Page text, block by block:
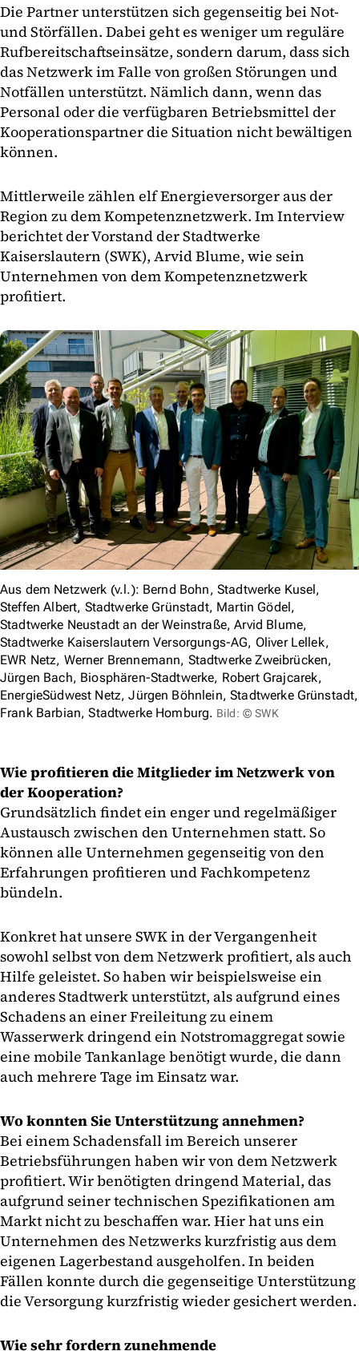
Die Partner unterstützen sich gegenseitig bei Not-
und Störfällen. Dabei geht es weniger um reguläre
Rufbereitschaftseinsätze, sondern darum, dass sich
das Netzwerk im Falle von großen Störungen und
Notfällen unterstützt. Nämlich dann, wenn das
Personal oder die verfügbaren Betriebsmittel der
Kooperationspartner die Situation nicht bewältigen
können.
Mittlerweile zählen elf Energieversorger aus der
Region zu dem Kompetenznetzwerk. Im Interview
berichtet der Vorstand der Stadtwerke
Kaiserslautern (SWK), Arvid Blume, wie sein
Unternehmen von dem Kompetenznetzwerk
profitiert.
Aus dem Netzwerk (v.l.): Bernd Bohn, Stadtwerke Kusel,
Steffen Albert, Stadtwerke Grünstadt, Martin Gödel,
Stadtwerke Neustadt an der Weinstraße, Arvid Blume,
Stadtwerke Kaiserslautern Versorgungs-AG, Oliver Lellek,
EWR Netz, Werner Brennemann, Stadtwerke Zweibrücken,
Jürgen Bach, Biosphären-Stadtwerke, Robert Grajcarek,
EnergieSüdwest Netz, Jürgen Böhnlein, Stadtwerke Grünstadt,
Frank Barbian, Stadtwerke Homburg. Bild: © SWK
Wie profitieren die Mitglieder im Netzwerk von
der Kooperation?
Grundsätzlich findet ein enger und regelmäßiger
Austausch zwischen den Unternehmen statt. So
können alle Unternehmen gegenseitig von den
Erfahrungen profitieren und Fachkompetenz
bündeln.
Konkret hat unsere SWK in der Vergangenheit
sowohl selbst von dem Netzwerk profitiert, als auch
Hilfe geleistet. So haben wir beispielsweise ein
anderes Stadtwerk unterstützt, als aufgrund eines
Schadens an einer Freileitung zu einem
Wasserwerk dringend ein Notstromaggregat sowie
eine mobile Tankanlage benötigt wurde, die dann
auch mehrere Tage im Einsatz war.
Wo konnten Sie Unterstützung annehmen?
Bei einem Schadensfall im Bereich unserer
Betriebsführungen haben wir von dem Netzwerk
profitiert. Wir benötigten dringend Material, das
aufgrund seiner technischen Spezifikationen am
Markt nicht zu beschaffen war. Hier hat uns ein
Unternehmen des Netzwerks kurzfristig aus dem
eigenen Lagerbestand ausgeholfen. In beiden
Fällen konnte durch die gegenseitige Unterstützung
die Versorgung kurzfristig wieder gesichert werden.
Wie sehr fordern zunehmende